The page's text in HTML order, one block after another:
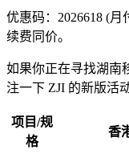
优惠码： 2026618 (月
续费同价。
如果你正在寻找湖南
注一下 ZJI 的新版活动
项目/规
格
香